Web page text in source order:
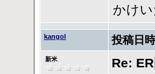
かけ
kangol 投稿日
新米
Re: